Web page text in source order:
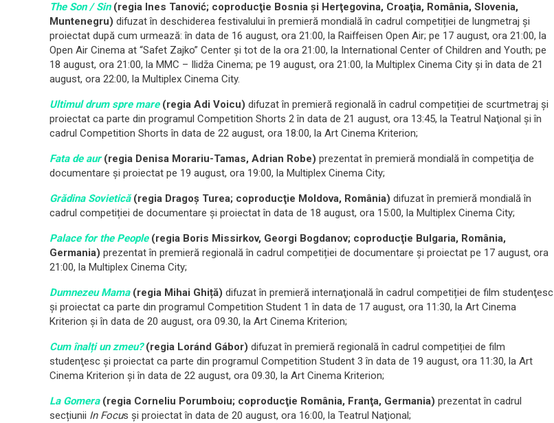
The Son / Sin (regia Ines Tanović; coproducţie Bosnia şi Herţegovina, Croaţia, România, Slovenia,
Muntenegru) difuzat în deschiderea festivalului în premieră mondială în cadrul competiției de lungmetraj și
proiectat după cum urmează: în data de 16 august, ora 21:00, la Raiffeisen Open Air; pe 17 august, ora 21:00, la
Open Air Cinema at “Safet Zajko” Center şi tot de la ora 21:00, la International Center of Children and Youth; pe
18 august, ora 21:00, la MMC – Ilidža Cinema; pe 19 august, ora 21:00, la Multiplex Cinema City şi în data de 21
august, ora 22:00, la Multiplex Cinema City.
Ultimul drum spre mare(regia Adi Voicu) difuzat în premieră regională în cadrul competiției de scurtmetraj şi
proiectat ca parte din programul Competition Shorts 2 în data de 21 august, ora 13:45, la Teatrul Naţional şi în
cadrul Competition Shorts în data de 22 august, ora 18:00, la Art Cinema Kriterion;
Fata de aur(regia Denisa Morariu-Tamas, Adrian Robe) prezentat în premieră mondială în competiţia de
documentare şi proiectat pe 19 august, ora 19:00, la Multiplex Cinema City;
Grădina Sovietică(regia Dragoș Turea; coproducţie Moldova, România) difuzat în premieră mondială în
cadrul competiției de documentare şi proiectat în data de 18 august, ora 15:00, la Multiplex Cinema City;
Palace for the People(regia Boris Missirkov, Georgi Bogdanov; coproducţie Bulgaria, România,
Germania) prezentat în premieră regională în cadrul competiției de documentare şi proiectat pe 17 august, ora
21:00, la Multiplex Cinema City;
Dumnezeu Mama(regia Mihai Ghiță) difuzat în premieră internaţională în cadrul competiției de film studenţesc
şi proiectat ca parte din programul Competition Student 1 în data de 17 august, ora 11:30, la Art Cinema
Kriterion şi în data de 20 august, ora 09.30, la Art Cinema Kriterion;
Cum înalți un zmeu?(regia Loránd Gábor) difuzat în premieră regională în cadrul competiției de film
studenţesc şi proiectat ca parte din programul Competition Student 3 în data de 19 august, ora 11:30, la Art
Cinema Kriterion şi în data de 22 august, ora 09.30, la Art Cinema Kriterion;
La Gomera (regia Corneliu Porumboiu; coproducţie România, Franţa, Germania) prezentat în cadrul
secțiunii In Focus și proiectat în data de 20 august, ora 16:00, la Teatrul Naţional;